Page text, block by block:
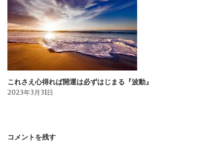
これさえ心得れば開運は必ずはじまる『波動』
2023年3月31日
コメントを残す